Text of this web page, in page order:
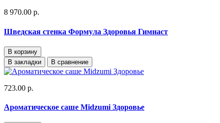
8 970.00 р.
Шведская стенка Формула Здоровья Гимнаст
В корзину
В закладки
В сравнение
723.00 р.
Ароматическое саше Midzumi Здоровье